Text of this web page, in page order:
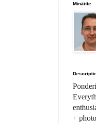
Minäitte
+